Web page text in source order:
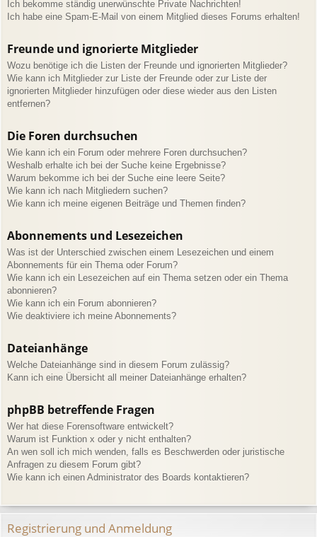
Ich bekomme ständig unerwünschte Private Nachrichten!
Ich habe eine Spam-E-Mail von einem Mitglied dieses Forums erhalten!
Freunde und ignorierte Mitglieder
Wozu benötige ich die Listen der Freunde und ignorierten Mitglieder?
Wie kann ich Mitglieder zur Liste der Freunde oder zur Liste der
ignorierten Mitglieder hinzufügen oder diese wieder aus den Listen
entfernen?
Die Foren durchsuchen
Wie kann ich ein Forum oder mehrere Foren durchsuchen?
Weshalb erhalte ich bei der Suche keine Ergebnisse?
Warum bekomme ich bei der Suche eine leere Seite?
Wie kann ich nach Mitgliedern suchen?
Wie kann ich meine eigenen Beiträge und Themen finden?
Abonnements und Lesezeichen
Was ist der Unterschied zwischen einem Lesezeichen und einem
Abonnements für ein Thema oder Forum?
Wie kann ich ein Lesezeichen auf ein Thema setzen oder ein Thema
abonnieren?
Wie kann ich ein Forum abonnieren?
Wie deaktiviere ich meine Abonnements?
Dateianhänge
Welche Dateianhänge sind in diesem Forum zulässig?
Kann ich eine Übersicht all meiner Dateianhänge erhalten?
phpBB betreffende Fragen
Wer hat diese Forensoftware entwickelt?
Warum ist Funktion x oder y nicht enthalten?
An wen soll ich mich wenden, falls es Beschwerden oder juristische
Anfragen zu diesem Forum gibt?
Wie kann ich einen Administrator des Boards kontaktieren?
Registrierung und Anmeldung